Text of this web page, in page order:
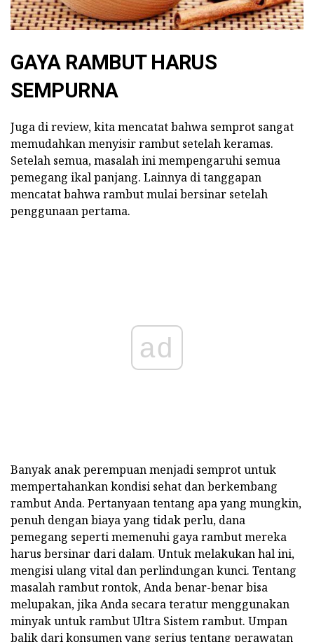
GAYA RAMBUT HARUS
SEMPURNA
Juga di review, kita mencatat bahwa semprot sangat
memudahkan menyisir rambut setelah keramas.
Setelah semua, masalah ini mempengaruhi semua
pemegang ikal panjang. Lainnya di tanggapan
mencatat bahwa rambut mulai bersinar setelah
penggunaan pertama.
ad
Banyak anak perempuan menjadi semprot untuk
mempertahankan kondisi sehat dan berkembang
rambut Anda. Pertanyaan tentang apa yang mungkin,
penuh dengan biaya yang tidak perlu, dana
pemegang seperti memenuhi gaya rambut mereka
harus bersinar dari dalam. Untuk melakukan hal ini,
mengisi ulang vital dan perlindungan kunci. Tentang
masalah rambut rontok, Anda benar-benar bisa
melupakan, jika Anda secara teratur menggunakan
minyak untuk rambut Ultra Sistem rambut. Umpan
balik dari konsumen yang serius tentang perawatan